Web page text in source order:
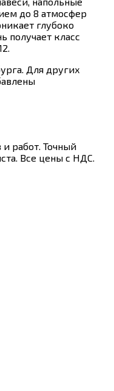
до 8 атмосфер
глубоко
получает класс
Для других
работ. Точный
Все цены с НДС.